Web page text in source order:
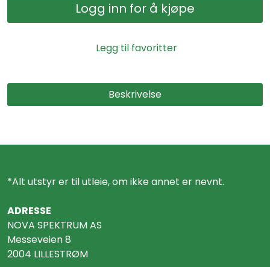
Logg inn for å kjøpe
Legg til favoritter
Beskrivelse
*Alt utstyr er til utleie, om ikke annet er nevnt.
ADRESSE
NOVA SPEKTRUM AS
Messeveien 8
2004 LILLESTRØM